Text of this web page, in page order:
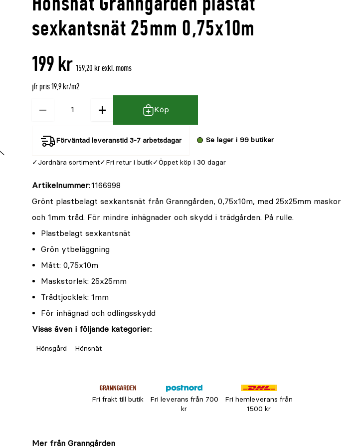
sexkantsnät 25mm 0,75x10m
denna
är
recensioner
199 kr 159,20 kr exkl. moms
jfr pris 19,9 kr/m2
− + Köp
Förväntad leveranstid 3-7 arbetsdagar Se lager i 99 butiker
Jordnära sortiment Fri retur i butik Öppet köp i 30 dagar
Artikelnummer 1166998
Grönt plastbelagt sexkantsnät från Granngården, 0,75x10m, med 25x25mm maskor
och 1mm tråd. För mindre inhägnader och skydd i trädgården. På rulle.
Plastbelagt sexkantsnät
Grön ytbeläggning
Mått: 0,75x10m
Maskstorlek: 25x25mm
Trådtjocklek: 1mm
För inhägnad och odlingsskydd
Visas även i följande kategorier:
Hönsgård Hönsnät
Fri frakt till butik
Fri leverans från 700
kr
Fri hemleverans från
1500 kr
Mer från Granngården